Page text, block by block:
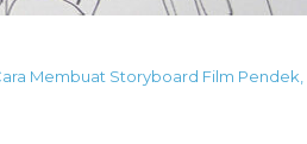
Membuat Storyboard Film Pendek,